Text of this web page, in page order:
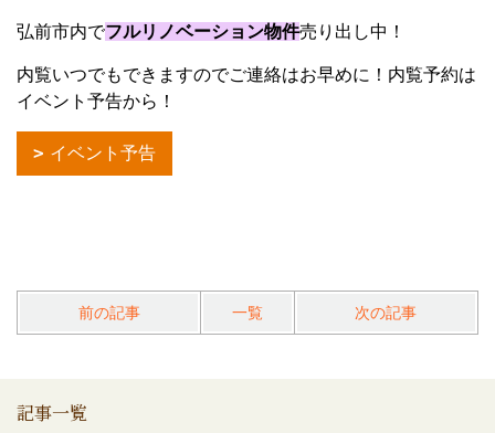
弘前市内でフルリノベーション物件売り出し中！
内覧いつでもできますのでご連絡はお早めに！内覧予約は
イベント予告から！
イベント予告
前の記事 一覧 次の記事
記事一覧